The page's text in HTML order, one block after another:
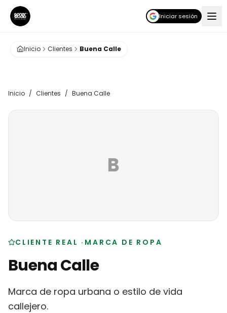
Iniciar sesión
Inicio Clientes Buena Calle
Inicio / Clientes / Buena Calle
B
CLIENTE REAL · MARCA DE ROPA
Buena Calle
Marca de ropa urbana o estilo de vida
callejero.